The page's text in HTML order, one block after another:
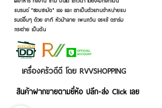
แบรนด์ "ชอบชะมัด" เอง และ เราเป็นตัวแทนจำหน่ายแบ
รนด์อื่นๆ ด้วย อาทิ หัวม้าลาย เพนกวิน จระเข้ ตราร่ม
กระต่าย เป็นต้น
เครื่องครัวดีดี โดย RVVSHOPPING
สินค้าฝากขายตามยี่ห้อ ปลีก-ส่ง Click เลย